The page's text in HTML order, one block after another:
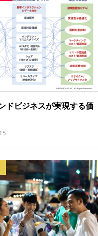
ドビジネスが実現する価